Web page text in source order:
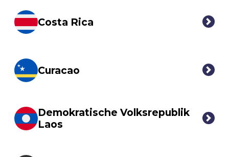
Costa Rica
Curacao
Demokratische Volksrepublik
Laos